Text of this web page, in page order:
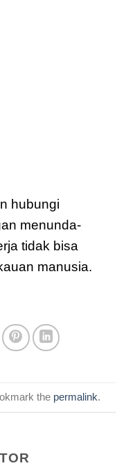
hubungi
menunda-
tidak bisa
manusia.
the permalink.